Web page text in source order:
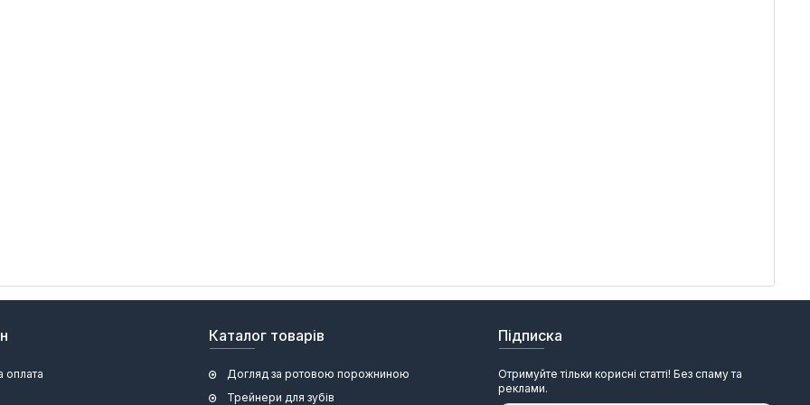
оплата
Каталог товарів
Догляд за ротовою порожниною
Трейнери для зубів
Підписка
Отримуйте тільки корисні статті! Без спаму та
реклами.